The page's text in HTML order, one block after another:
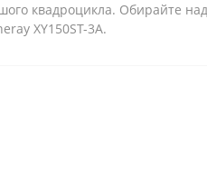
квадроцикла. Обирайте
XY150ST-3A.